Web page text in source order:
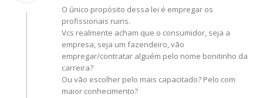
O único propósito dessa lei é empregar os
profissionais ruins.
Vcs realmente acham que o consumidor, seja a
empresa, seja um fazendeiro, vão
empregar/contratar alguém pelo nome bonitinho da
carreira?
Ou vão escolher pelo mais capacitado? Pelo com
maior conhecimento?